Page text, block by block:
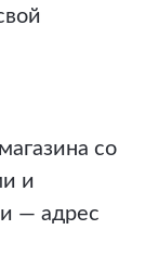
со
и
— адрес